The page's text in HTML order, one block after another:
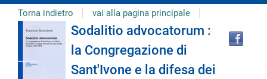
Torna indietro vai alla pagina principale
Dettaglio
del
Sodalitio advocatorum :
la Congregazione di
Sant'Ivone e la difesa dei